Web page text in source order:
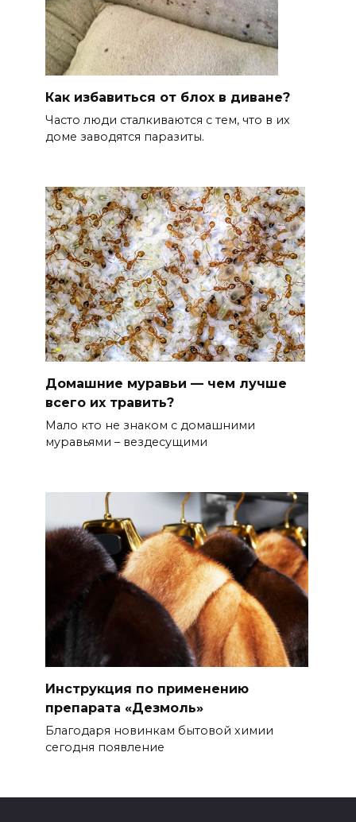
Как избавиться от блох в диване?
Часто люди сталкиваются с тем, что в их
доме заводятся паразиты.
Домашние муравьи — чем лучше
всего их травить?
Мало кто не знаком с домашними
муравьями – вездесущими
Инструкция по применению
препарата «Дезмоль»
Благодаря новинкам бытовой химии
сегодня появление